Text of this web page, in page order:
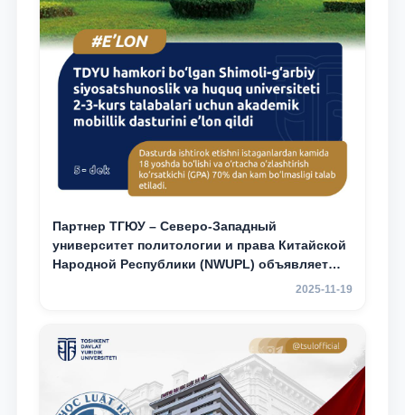
Партнер ТГЮУ – Северо-Западный
университет политологии и права Китайской
Народной Республики (NWUPL) объявляет
программу академической мобильности для
2025-11-19